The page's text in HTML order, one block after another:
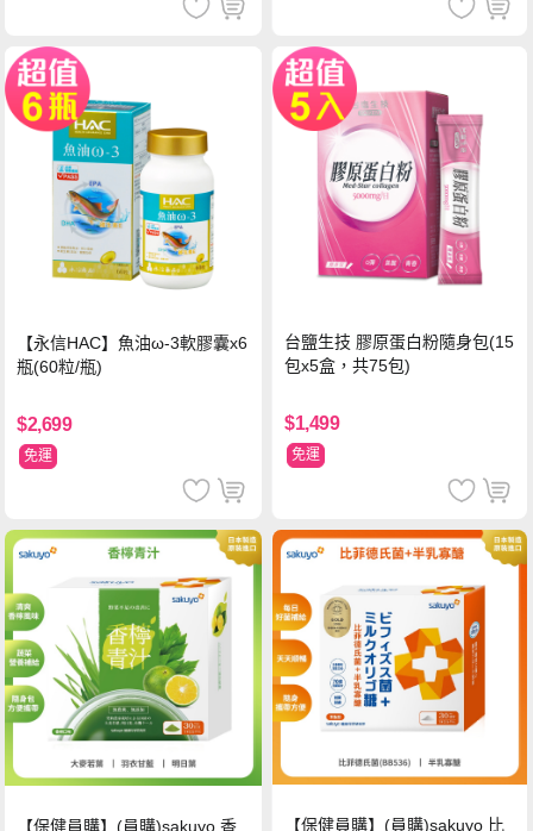
【永信HAC】魚油ω-3軟膠囊x6
瓶(60粒/瓶)
$2,699
免運
台鹽生技 膠原蛋白粉隨身包(15
包x5盒，共75包)
$1,499
免運
【保健員購】(員購)sakuyo 香
【保健員購】(員購)sakuyo 比